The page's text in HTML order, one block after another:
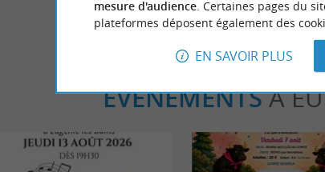
ÉVÈNEMENTSÀ
mesure d'audience. Certaines pages du
plateformes déposent également des
EN SAVOIR PLUS